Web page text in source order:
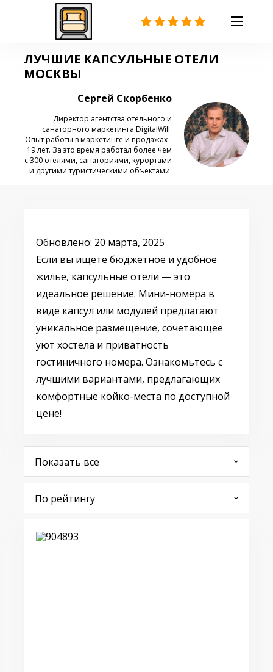
ЛУЧШИЕ КАПСУЛЬНЫЕ ОТЕЛИ
МОСКВЫ
Сергей Скорбенко
Директор агентства отельного и
санаторного маркетинга DigitalWill.
Опыт работы в маркетинге и продажах -
19 лет. За это время работал более чем
с 300 отелями, санаториями, курортами
и другими туристическими объектами.
Обновлено: 20 марта, 2025
Если вы ищете бюджетное и удобное
жилье, капсульные отели — это
идеальное решение. Мини-номера в
виде капсул или модулей предлагают
уникальное размещение, сочетающее
уют хостела и приватность
гостиничного номера. Ознакомьтесь с
лучшими вариантами, предлагающих
комфортные койко-места по доступной
цене!